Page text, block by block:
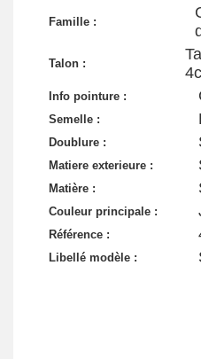
Famille :
Talon :
Info pointure :
Semelle :
Doublure :
Matiere exterieure :
Matière :
Couleur principale :
Référence :
Libellé modèle :